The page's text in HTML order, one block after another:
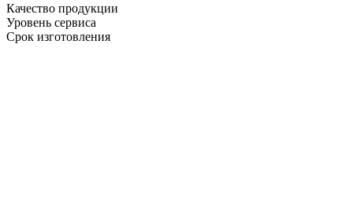
Качество продукции
Уровень сервиса
Срок изготовления